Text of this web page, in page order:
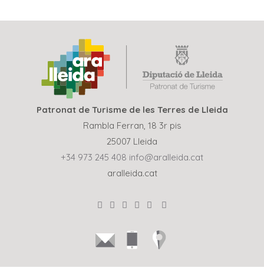
Patronat de Turisme de les Terres de Lleida
Rambla Ferran, 18 3r pis
25007 Lleida
+34 973 245 408 info@aralleida.cat
aralleida.cat